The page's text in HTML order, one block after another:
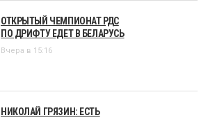
ОТКРЫТЫЙ ЧЕМПИОНАТ РДС
ПО ДРИФТУ ЕДЕТ В БЕЛАРУСЬ
Вчера в 15:16
НИКОЛАЙ ГРЯЗИН: ЕСТЬ